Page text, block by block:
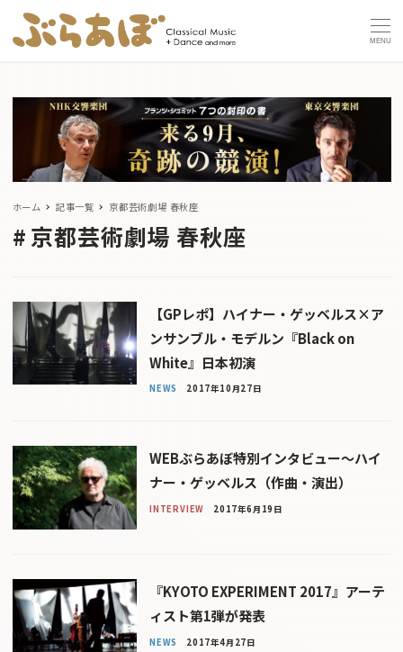
MENU
ホーム 記事一覧 京都芸術劇場 春秋座
京都芸術劇場 春秋座
【GPレポ】ハイナー・ゲッベルス×ア
ンサンブル・モデルン『Black on
White』日本初演
NEWS 2017年10月27日
WEBぶらあぼ特別インタビュー〜ハイ
ナー・ゲッベルス（作曲・演出）
INTERVIEW 2017年6月19日
『KYOTO EXPERIMENT 2017』アーテ
ィスト第1弾が発表
NEWS 2017年4月27日